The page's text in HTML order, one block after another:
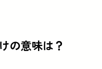
の意味は？